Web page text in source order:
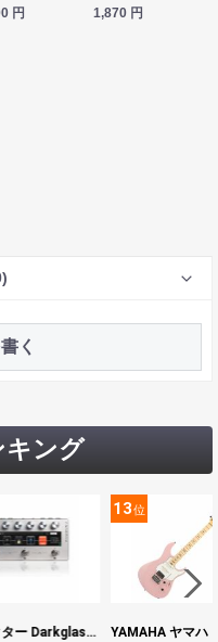
円
1,870 円
く
キング
エフェクター Darkglass Electronics Anagram ベースエフェクター プリアンプ ダークグラス アナグラム YAMAHA ヤマハ PACS+12M ASP Pacifica Standard Plus パシフィカスタンダードプラス エレキギター